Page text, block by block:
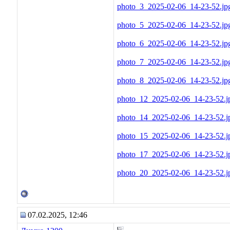
photo_3_2025-02-06_14-23-
photo_5_2025-02-06_14-23-
photo_6_2025-02-06_14-23-
photo_7_2025-02-06_14-23-
photo_8_2025-02-06_14-23-
photo_12_2025-02-06_14-23-
photo_14_2025-02-06_14-23-
photo_15_2025-02-06_14-23-
photo_17_2025-02-06_14-23-
photo_20_2025-02-06_14-23-
07.02.2025, 12:46